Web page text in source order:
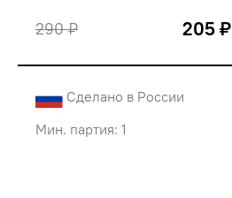
290 ₽
205 ₽
Сделано в России
Мин. партия: 1